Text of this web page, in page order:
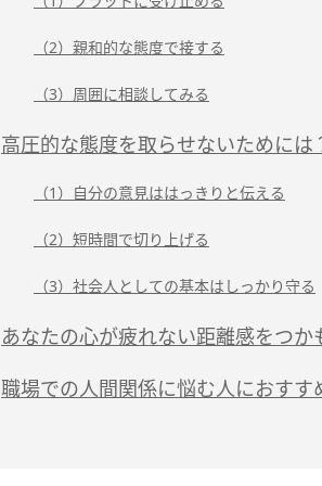
（2）親和的な態度で接する
（3）周囲に相談してみる
高圧的な態度を取らせないためには
（1）自分の意見ははっきりと伝える
（2）短時間で切り上げる
（3）社会人としての基本はしっかり守る
あなたの心が疲れない距離感をつか
職場での人間関係に悩む人におすす